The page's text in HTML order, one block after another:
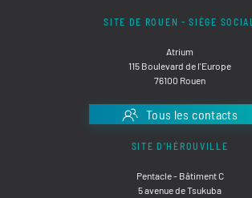
SITE DE ROUEN - SIÈGE SOCIAL
Atrium
115 Boulevard de l'Europe
76100 Rouen
Tous les contacts
SITE D'HÉROUVILLE
Pentacle - Bâtiment C
5 avenue de Tsukuba